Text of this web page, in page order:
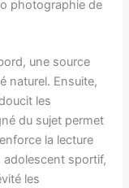
photographie de
une source
naturel. Ensuite,
les
du sujet permet
la lecture
adolescent sportif,
les